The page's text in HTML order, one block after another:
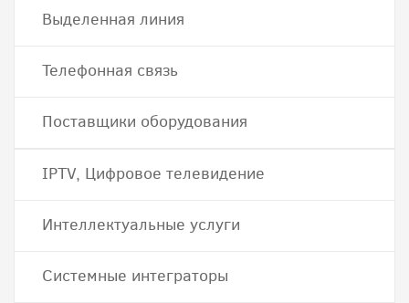
Выделенная линия
Телефонная связь
Поставщики оборудования
IPTV, Цифровое телевидение
Интеллектуальные услуги
Системные интеграторы